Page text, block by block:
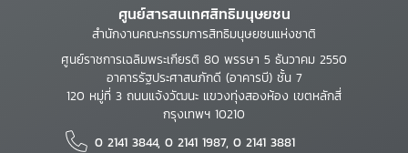
ศูนย์สารสนเทศสิทธิมนุษยชน
สำนักงานคณะกรรมการสิทธิมนุษยชนแห่งชาติ
ศูนย์ราชการเฉลิมพระเกียรติ 80 พรรษา 5 ธันวาคม 2550
อาคารรัฐประศาสนภักดี (อาคารบี) ชั้น 7
120 หมู่ที่ 3 ถนนแจ้งวัฒนะ แขวงทุ่งสองห้อง เขตหลักสี่
กรุงเทพฯ 10210
0 2141 3844, 0 2141 1987, 0 2141 3881